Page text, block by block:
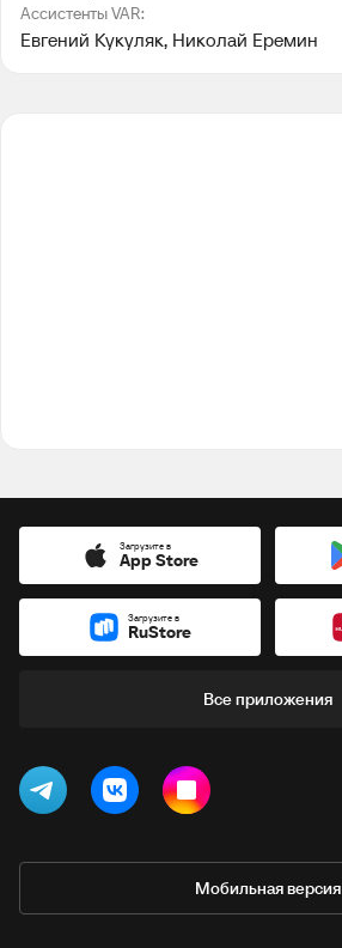
Ассистенты VAR:
Евгений Кукуляк, Николай Еремин
Загрузите в
App Store
Загрузите в
RuStore
Все приложения
Мобильная версия